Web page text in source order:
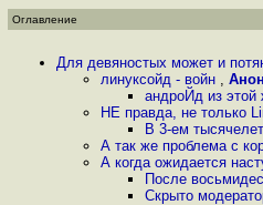
Оглавление
Для девяностых может и
линуксойд - войн ,
андроЙд из этой
НЕ правда, не только
В 3-ем
А так же проблема с
А когда ожидается
После
Скрыто